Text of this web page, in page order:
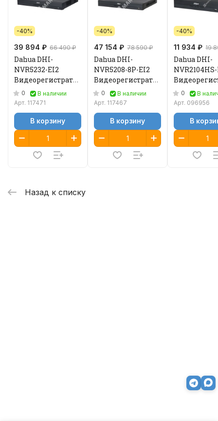
-40%
39 894 ₽ 66 490 ₽
Dahua DHI-
NVR5232-EI2
Видеорегистратор
IP 0
В наличии
Арт. 117471
В корзину
-40%
47 154 ₽ 78 590 ₽
Dahua DHI-
NVR5208-8P-EI2
Видеорегистратор
IP 0
В наличии
Арт. 117467
В корзину
-40%
11 934 ₽ 19
Dahua DHI-
IP 0
В
Арт. 096956
В
Назад к списку